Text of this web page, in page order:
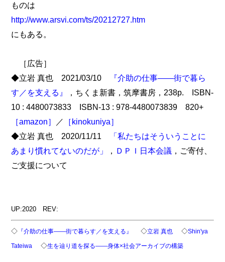
ものは
http://www.arsvi.com/ts/20212727.htm
にもある。
［広告］
◆立岩 真也 2021/03/10
『介助の仕事――街で暮ら
す／を支える』
，ちくま新書，筑摩書房，238p. ISBN-
10 : 4480073833 ISBN-13 : 978-4480073839 820+
［amazon］
／
［kinokuniya］
◆立岩 真也 2020/11/11
「私たちはそういうことに
あまり慣れてないのだが」
， ＤＰＩ日本会議 ，ご寄付、
ご支援について
UP:2020 REV:
◇ 『介助の仕事――街で暮らす／を支える』 ◇立岩 真也 ◇Shin'ya
Tateiwa ◇生を辿り道を探る――身体×社会アーカイブの構築